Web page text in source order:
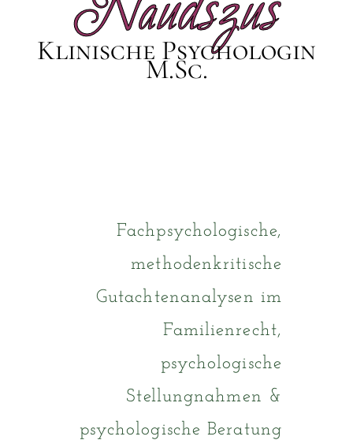
Klinische Psychologin
M.Sc.
Fachpsychologische,
methodenkritische
Gutachtenanalysen im
Familienrecht,
psychologische
Stellungnahmen &
psychologische Beratung